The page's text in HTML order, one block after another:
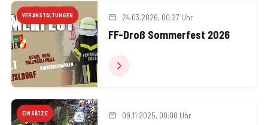
VERANSTALTUNGEN 24.03.2026, 00:27 Uhr
FF-Droß Sommerfest 2026
EINSÄTZE 09.11.2025, 00:00 Uhr